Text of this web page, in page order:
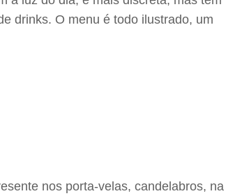
drinks. O menu é todo ilustrado, um
nos porta-velas, candelabros, na